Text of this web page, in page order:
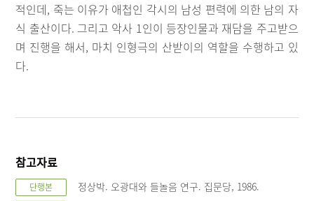
적인데, 죽는 이유가 애첩인 각시의 남성 편력에 의한 남의 자
식 출산이다. 그리고 악사 1인이 등장인물과 재담을 주고받으
며 진행을 해서, 마치 인형극의 산받이의 역할을 수행하고 있
다.
참고자료
단행본 정상박. 오광대와 들놀음 연구. 집문당, 1986.